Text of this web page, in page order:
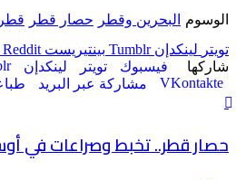
الوسوم البحرين وقطر حصار قطر قطر
تويتر لينكدإن بينتيريست
شاركها
فيسبوك تويتر لينكدإن
مشاركة عبر البريد
حصار قطر.. تخبط وصراعات في